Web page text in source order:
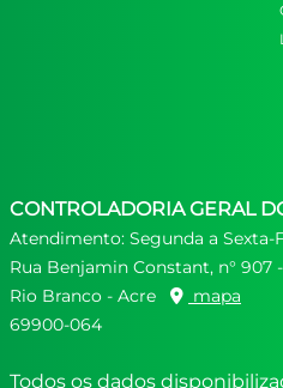
CONTROLADORIA GERAL
Atendimento: Segunda a Sexta-
Rua Benjamin Constant, n° 907
Rio Branco - Acre
mapa
69900-064
Todos os dados